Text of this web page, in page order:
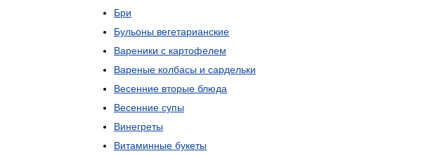
Бри
Бульоны вегетарианские
Вареники с картофелем
Вареные колбасы и сардельки
Весенние вторые блюда
Весенние супы
Винегреты
Витаминные букеты